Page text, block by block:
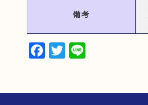
備考
Facebook
Twitter
Line